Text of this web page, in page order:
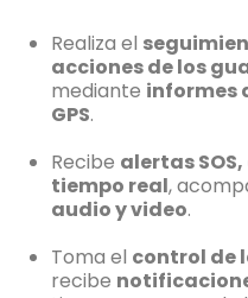
Realiza el
acciones de los
mediante informes
GPS.
Recibe alertas
tiempo real,
audio y video.
Toma el control de
recibe